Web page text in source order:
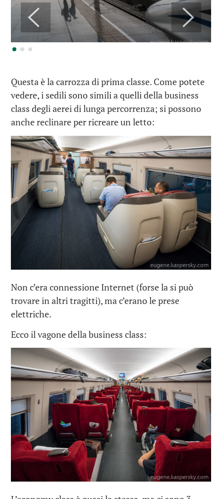
Questa è la carrozza di prima classe. Come potete
vedere, i sedili sono simili a quelli della business
class degli aerei di lunga percorrenza; si possono
anche reclinare per ricreare un letto:
Non c’era connessione Internet (forse la si può
trovare in altri tragitti), ma c’erano le prese
elettriche.
Ecco il vagone della business class: